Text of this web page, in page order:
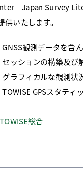
– Japan Survey
供いたします。
GNSS観測データを含
セッションの構築及び
グラフィカルな観測状
TOWISE GPSスタティ
TOWISE総合